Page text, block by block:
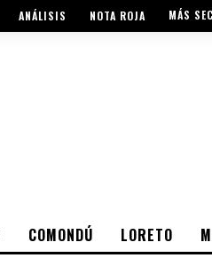
ANÁLISIS NOTA ROJA MÁS
COMONDÚ LORETO